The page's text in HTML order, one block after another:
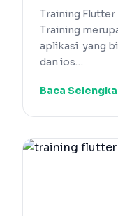
Training
Training
aplikasi yang
dan ios…
Baca